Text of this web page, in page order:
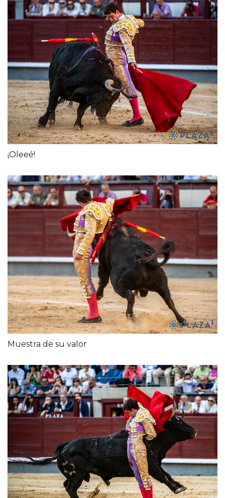
¡Oleeé!
Muestra de su valor